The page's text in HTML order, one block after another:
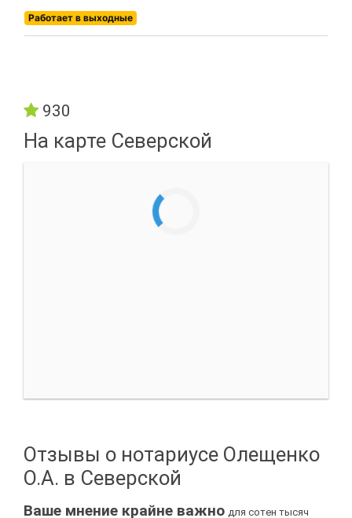
Работает в выходные
930
На карте Северской
Отзывы о нотариусе Олещенко
О.А. в Северской
Ваше мнение крайне важно для сотен тысяч